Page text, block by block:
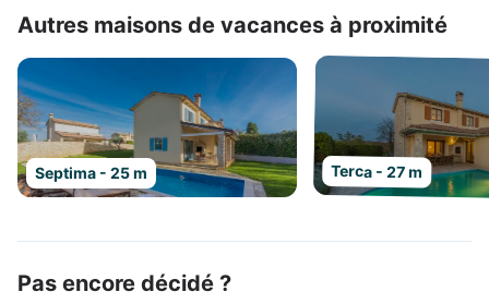
Autres maisons de vacances à proximité
Septima - 25 m Terca - 27 m
Pas encore décidé ?